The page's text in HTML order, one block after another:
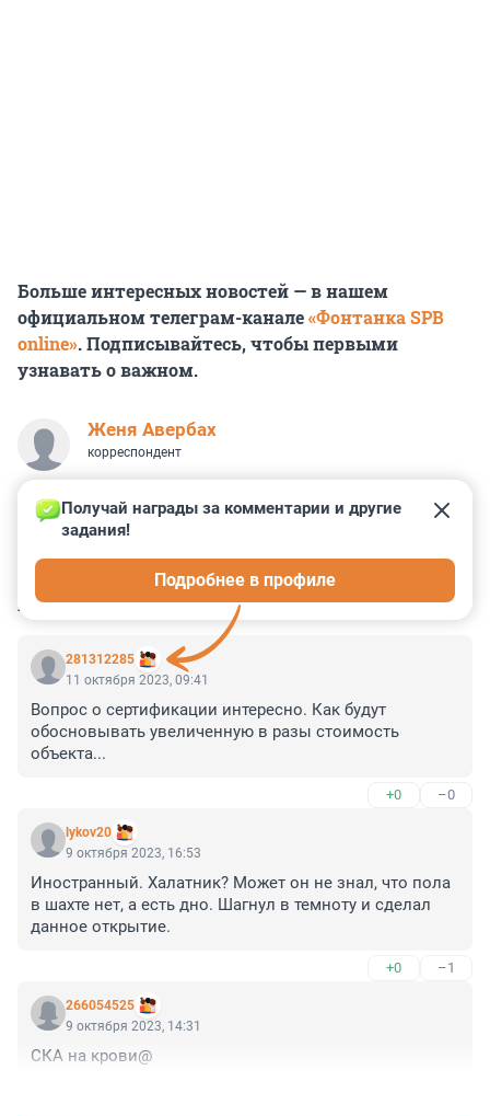
Больше интересных новостей — в нашем
официальном телеграм-канале«Фонтанка SPB
online». Подписывайтесь, чтобы первыми
узнавать о важном.
Женя Авербах
корреспондент
КОММЕНТАРИИ 21
281312285
Получай награды за комментарии и другие
задания!
Подробнее в профиле
11 октября 2023, 09:41
Вопрос о сертификации интересно. Как будут
обосновывать увеличенную в разы стоимость
объекта...
+0 –0
lykov20
9 октября 2023, 16:53
Иностранный. Халатник? Может он не знал, что пола
в шахте нет, а есть дно. Шагнул в темноту и сделал
данное открытие.
+0 –1
266054525
9 октября 2023, 14:31
СКА на крови@